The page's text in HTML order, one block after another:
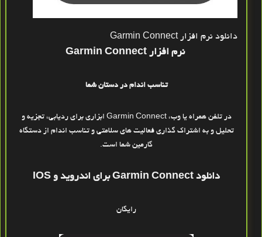
دانلود نرم افزار Garmin Connect
نرم افزار Garmin Connect
تناسب اندام در دستان شما
در تلفن همراه یا وب، Garmin Connect ابزاری برای ردیابی، تجزیه و
تحلیل و به اشتراک گذاری فعالیت های سلامتی و تناسب اندام از دستگاه
گارمین شما است.
دانلود Garmin Connect برای اندروید و IOS
رایگان